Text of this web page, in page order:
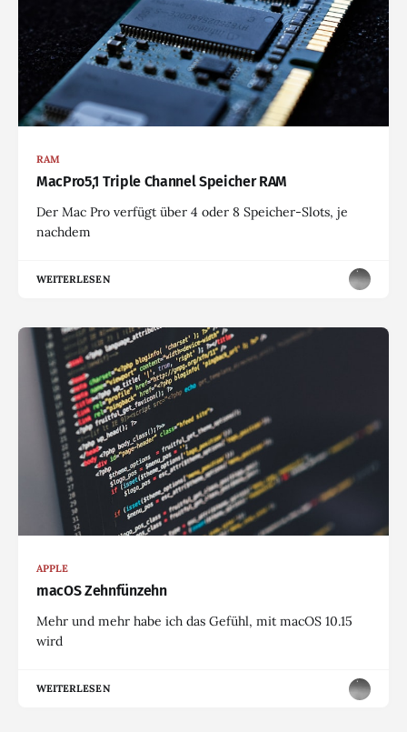
RAM
MacPro5,1 Triple Channel Speicher RAM
Der Mac Pro verfügt über 4 oder 8 Speicher-Slots, je
nachdem
WEITERLESEN
APPLE
macOS Zehnfünzehn
Mehr und mehr habe ich das Gefühl, mit macOS 10.15
wird
WEITERLESEN